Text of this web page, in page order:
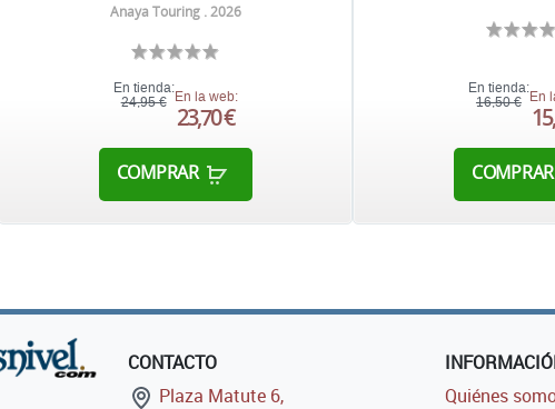
Anaya Touring . 2026
En tienda:
24,95 € En la web:
23,70 €
COMPRAR
En tienda:
16,50 € En
COMPRAR
CONTACTO
Plaza Matute 6,
Quiénes